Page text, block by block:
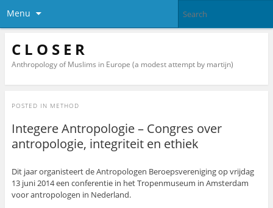
Menu
C L O S E R
Anthropology of Muslims in Europe (a modest attempt by martijn)
POSTED IN METHOD
Integere Antropologie – Congres over
antropologie, integriteit en ethiek
Dit jaar organisteert de Antropologen Beroepsvereniging op vrijdag
13 juni 2014 een conferentie in het Tropenmuseum in Amsterdam
voor antropologen in Nederland.